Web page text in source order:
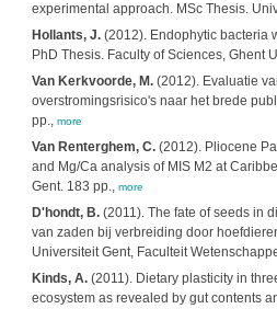
experimental approach. MSc Thesis.
Hollants, J.(2012). Endophytic bacteria
PhD Thesis. Faculty of Sciences, Ghent
Van Kerkvoorde, M.(2012). Evaluatie
overstromingsrisico's naar het brede
pp., more
Van Renterghem, C.(2012). Pliocene
and Mg/Ca analysis of MIS M2 at
Gent. 183 pp., more
D'hondt, B.(2011). The fate of seeds in
van zaden bij verbreiding door
Universiteit Gent, Faculteit
Kinds, A.(2011). Dietary plasticity in
ecosystem as revealed by gut contents